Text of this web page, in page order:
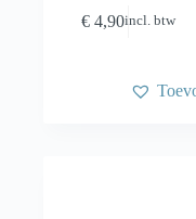
€ 4,90incl. btw